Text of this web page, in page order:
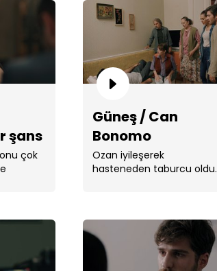
Çelebi açığa çıkıyor!
İskender, Çiçek'i öpüyor!
şans
çok
Güneş / Can
Bonomo
Ozan iyileşerek
hasteneden taburcu oldu.